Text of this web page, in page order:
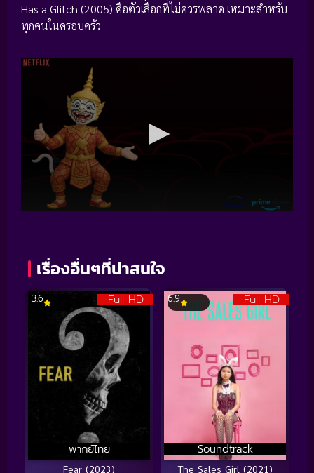
Has a Glitch (2005) คือตัวเลือกที่ไม่ควรพลาด เหมาะสำหรับ
ทุกคนในครอบครัว
เรื่องอื่นๆที่น่าสนใจ
Full HD
พากย์ไทย
3.6
Fear (2023)
Full HD
Soundtrack
6.9
The Sales Girl (2021)